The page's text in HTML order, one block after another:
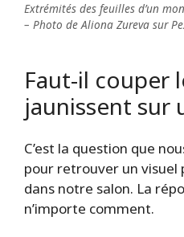
Extrémités des feuilles d’un
– Photo de Aliona Zureva sur
Faut-il couper
jaunissent sur
C’est la question que
pour retrouver un
dans notre salon. La
n’importe comment.